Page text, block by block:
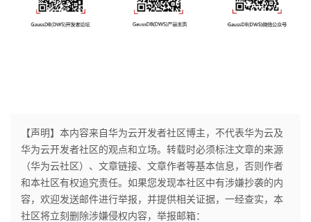
【声明】本内容来自华为云开发者社区博主，不代表华为云及
华为云开发者社区的观点和立场。转载时必须标注文章的来源
（华为云社区）、文章链接、文章作者等基本信息，否则作者
和本社区有权追究责任。如果您发现本社区中有涉嫌抄袭的内
容，欢迎发送邮件进行举报，并提供相关证据，一经查实，本
社区将立刻删除涉嫌侵权内容，举报邮箱：